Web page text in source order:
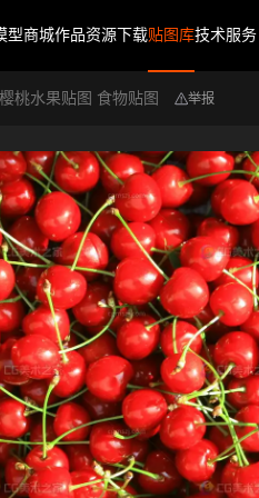
型商城作品资源下载贴图库技术服务
樱桃水果贴图 食物贴图 举报